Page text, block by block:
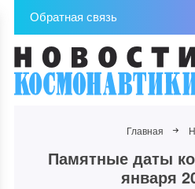
Обратная связь
Главная
Памятные даты
января